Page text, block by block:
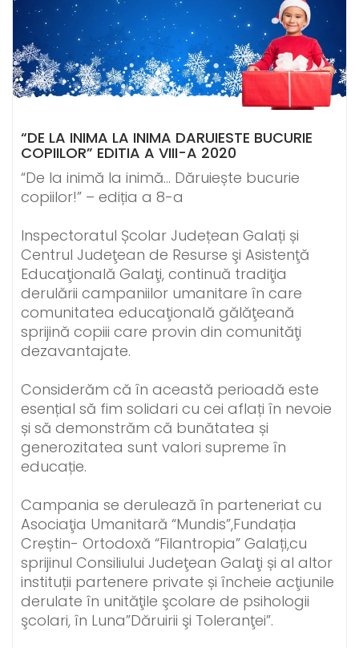
“DE LA INIMA LA INIMA DARUIESTE BUCURIE
COPIILOR” EDITIA A VIII-A 2020
“De la inimă la inimă… Dăruiește bucurie
copiilor!” – ediția a 8-a
Inspectoratul Școlar Județean Galați și
Centrul Judeţean de Resurse şi Asistenţă
Educaţională Galaţi, continuă tradiţia
derulării campaniilor umanitare în care
comunitatea educaţională gălăţeană
sprijină copiii care provin din comunităţi
dezavantajate.
Considerăm că în această perioadă este
esențial să fim solidari cu cei aflați în nevoie
și să demonstrăm că bunătatea și
generozitatea sunt valori supreme în
educație.
Campania se derulează în parteneriat cu
Asociaţia Umanitară “Mundis”,Fundația
Creștin- Ortodoxă “Filantropia” Galați,cu
sprijinul Consiliului Judeţean Galaţi și al altor
instituții partenere private și încheie acţiunile
derulate în unităţile şcolare de psihologii
şcolari, în Luna”Dăruirii şi Toleranţei”.